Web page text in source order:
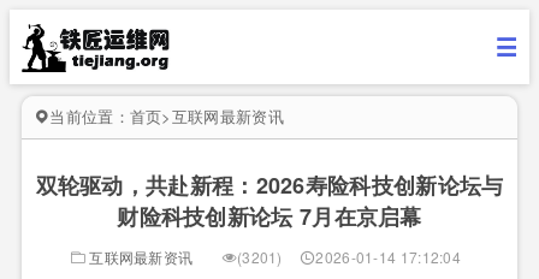
当前位置： 首页>互联网最新资讯
双轮驱动，共赴新程：2026寿险科技创新论坛与
财险科技创新论坛 7月在京启幕
互联网最新资讯 (3201) 2026-01-14 17:12:04